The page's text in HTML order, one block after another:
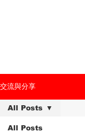
交流與分享
All Posts
All Posts